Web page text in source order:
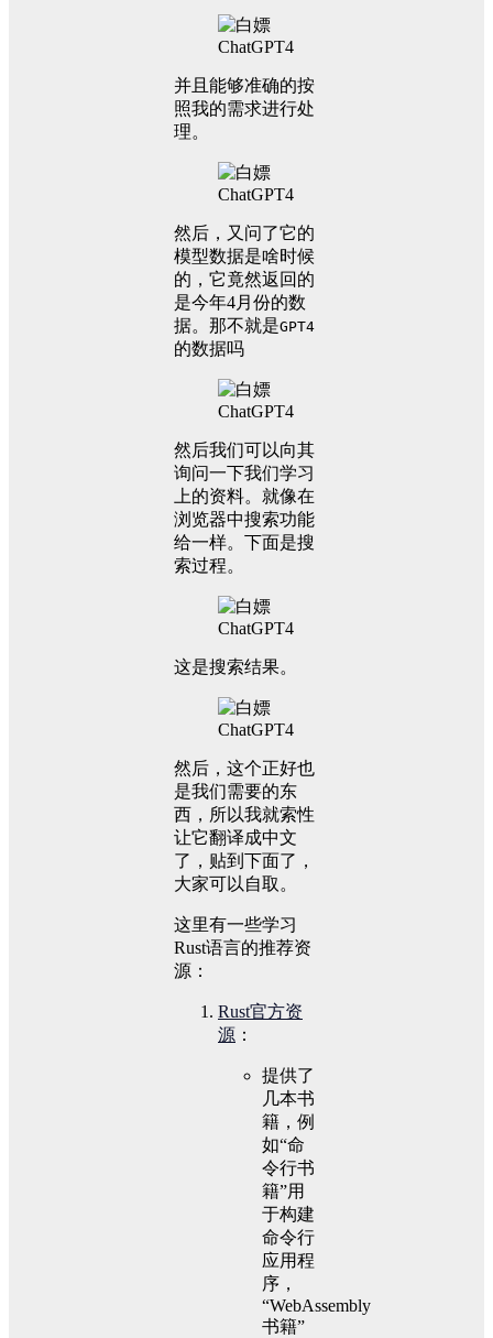
并且能够准确的按
照我的需求进行处
理。
然后，又问了它的
模型数据是啥时候
的，它竟然返回的
是今年4月份的数
据。那不就是GPT4
的数据吗
然后我们可以向其
询问一下我们学习
上的资料。就像在
浏览器中搜索功能
给一样。下面是搜
索过程。
这是搜索结果。
然后，这个正好也
是我们需要的东
西，所以我就索性
让它翻译成中文
了，贴到下面了，
大家可以自取。
这里有一些学习
Rust语言的推荐资
源：
Rust官方资
源 ：
提供了
几本书
籍，例
如“命
令行书
籍”用
于构建
命令行
应用程
序，
“WebAssembly
书籍”